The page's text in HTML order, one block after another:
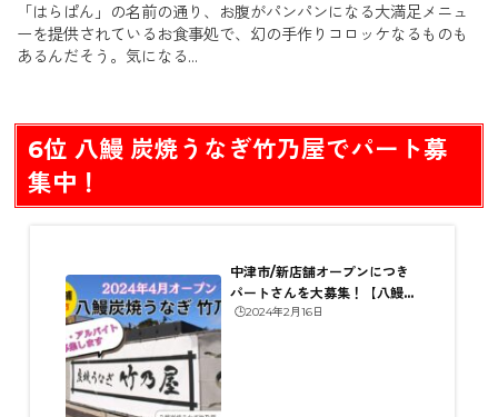
「はらぱん」の名前の通り、お腹がパンパンになる大満足メニュ
ーを提供されているお食事処で、幻の手作りコロッケなるものも
あるんだそう。気になる…
6位 八鰻 炭焼うなぎ竹乃屋でパート募
集中！
中津市/新店舗オープンにつき
パートさんを大募集！【八鰻炭
焼うなぎ竹乃屋】
🕒️2024年2月16日